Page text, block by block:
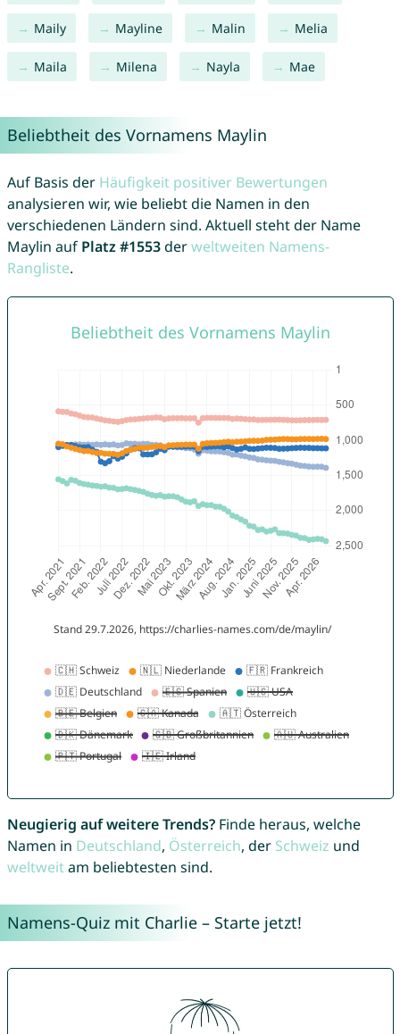
Maily Mayline Malin Melia
Maila Milena Nayla Mae
Beliebtheit des Vornamens Maylin
Auf Basis der Häufigkeit positiver Bewertungen
analysieren wir, wie beliebt die Namen in den
verschiedenen Ländern sind. Aktuell steht der Name
Maylin auf Platz #1553derweltweiten Namens-
Rangliste.
Neugierig auf weitere Trends?Finde heraus, welche
Namen in Deutschland, Österreich, der Schweiz und
weltweitam beliebtesten sind.
Namens-Quiz mit Charlie – Starte jetzt!